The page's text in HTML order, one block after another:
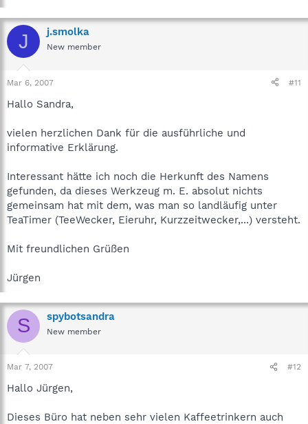
J j.smolka
New member
Mar 6, 2007 #11
Hallo Sandra,
vielen herzlichen Dank für die ausführliche und
informative Erklärung.
Interessant hätte ich noch die Herkunft des Namens
gefunden, da dieses Werkzeug m. E. absolut nichts
gemeinsam hat mit dem, was man so landläufig unter
TeaTimer (TeeWecker, Eieruhr, Kurzzeitwecker,...) versteht.
Mit freundlichen Grüßen
Jürgen
S spybotsandra
New member
Mar 7, 2007 #12
Hallo Jürgen,
Dieses Büro hat neben sehr vielen Kaffeetrinkern auch